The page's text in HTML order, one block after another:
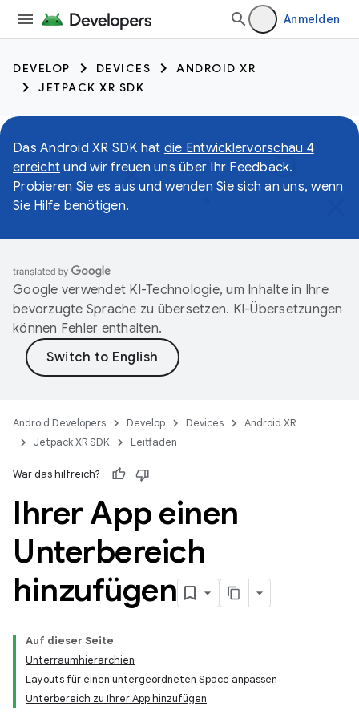
Anmelden
DEVELOP DEVICES
ANDROID XR
JETPACK XR SDK
Das Android XR SDK hat die Entwicklervorschau 4
erreicht und wir freuen uns über Ihr Feedback.
Probieren Sie es aus undwenden Sie sich an uns, wenn
Sie Hilfe benötigen.
Google verwendet KI-Technologie, um Inhalte in Ihre
bevorzugte Sprache zu übersetzen. KI-Übersetzungen
können Fehler enthalten.
Android Developers Develop Devices
Android XR
Jetpack XR SDK
Leitfäden
War das hilfreich?
Ihrer App einen
Unterbereich
hinzufügen
Auf dieser Seite
Unterraumhierarchien
Layouts für einen untergeordneten Space anpassen
Unterbereich zu Ihrer App hinzufügen